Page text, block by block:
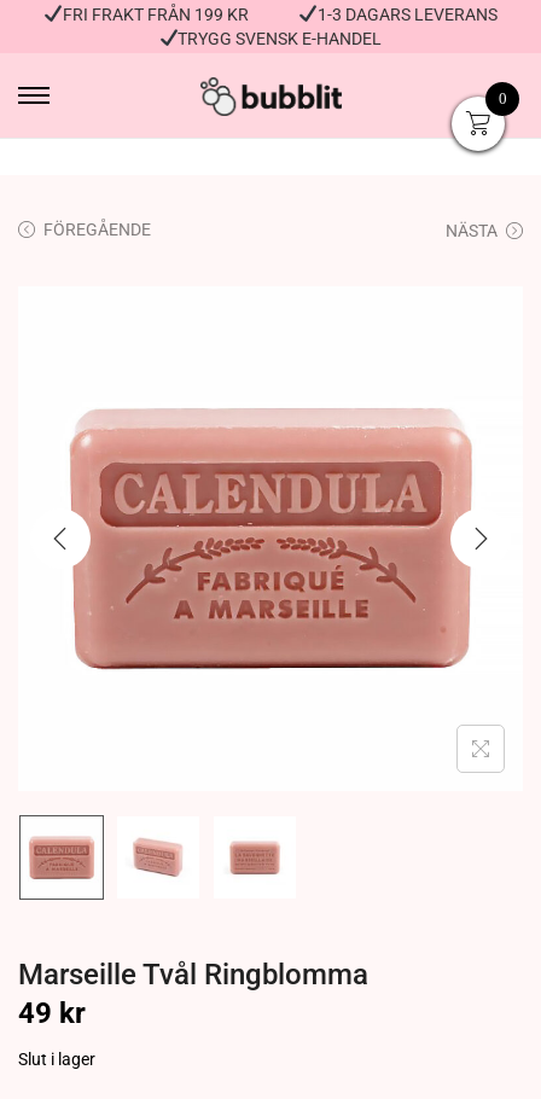
FRI FRAKT FRÅN 199 KR
1-3 DAGARS LEVERANS
TRYGG SVENSK E-HANDEL
FÖREGÅENDE NÄSTA
Marseille Tvål Ringblomma
49 kr
Slut i lager
0